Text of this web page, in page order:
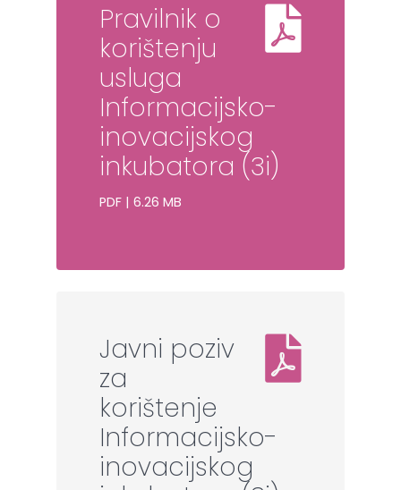
Pravilnik o
korištenju
usluga
Informacijsko-
inovacijskog
inkubatora (3i)
PDF | 6.26 MB
Javni poziv
za
korištenje
Informacijsko-
inovacijskog